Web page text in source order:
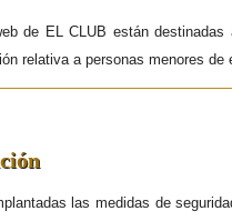
de EL CLUB están destinadas
relativa a personas menores de
las medidas de